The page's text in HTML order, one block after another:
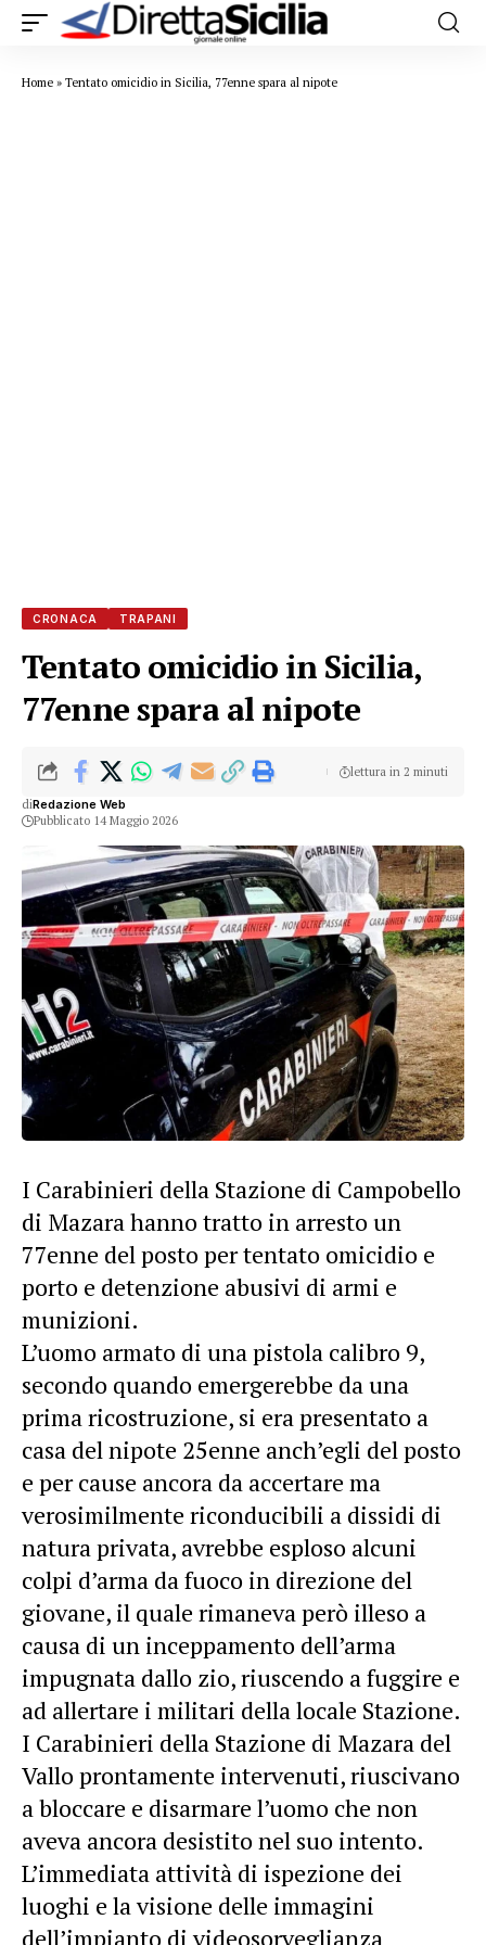
Home » Tentato omicidio in Sicilia, 77enne spara al nipote
CRONACA TRAPANI
Tentato omicidio in Sicilia,
77enne spara al nipote
diRedazione Web
Pubblicato 14 Maggio 2026
lettura in 2 minuti
I Carabinieri della Stazione di Campobello
di Mazara hanno tratto in arresto un
77enne del posto per tentato omicidio e
porto e detenzione abusivi di armi e
munizioni.
L’uomo armato di una pistola calibro 9,
secondo quando emergerebbe da una
prima ricostruzione, si era presentato a
casa del nipote 25enne anch’egli del posto
e per cause ancora da accertare ma
verosimilmente riconducibili a dissidi di
natura privata, avrebbe esploso alcuni
colpi d’arma da fuoco in direzione del
giovane, il quale rimaneva però illeso a
causa di un inceppamento dell’arma
impugnata dallo zio, riuscendo a fuggire e
ad allertare i militari della locale Stazione.
I Carabinieri della Stazione di Mazara del
Vallo prontamente intervenuti, riuscivano
a bloccare e disarmare l’uomo che non
aveva ancora desistito nel suo intento.
L’immediata attività di ispezione dei
luoghi e la visione delle immagini
dell’impianto di videosorveglianza